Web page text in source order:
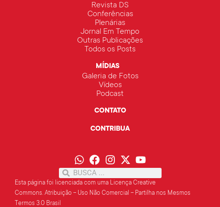
Revista DS
Conferências
Plenárias
Jornal Em Tempo
Outras Publicações
Todos os Posts
MÍDIAS
Galeria de Fotos
Vídeos
Podcast
CONTATO
CONTRIBUA
Esta página foi licenciada com uma Licença Creative
Commons. Atribuição – Uso Não Comercial – Partilha nos Mesmos
Termos 3.0 Brasil